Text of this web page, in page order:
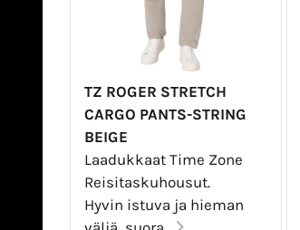
TZ ROGER STRETCH
CARGO PANTS-STRING
BEIGE
Laadukkaat Time Zone
Reisitaskuhousut.
Hyvin istuva ja hieman